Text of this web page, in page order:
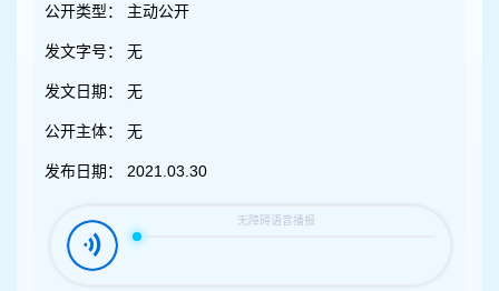
公开类型： 主动公开
发文字号： 无
发文日期： 无
公开主体： 无
发布日期： 2021.03.30